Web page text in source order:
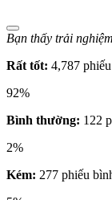
Bạn thấy trải
Rất tốt: 4,787
92%
Bình thường: 122
2%
Kém: 277 phiếu